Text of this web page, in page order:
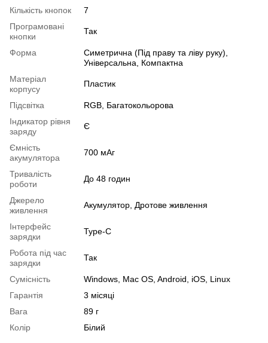
Кількість кнопок
7
Програмовані
кнопки
Так
Форма
Симетрична (Під праву та ліву руку),
Універсальна, Компактна
Матеріал
корпусу
Пластик
Підсвітка
RGB, Багатокольорова
Індикатор рівня
заряду
Є
Ємність
акумулятора
700 мАг
Тривалість
роботи
До 48 годин
Джерело
живлення
Акумулятор, Дротове живлення
Інтерфейс
зарядки
Type-C
Робота під час
зарядки
Так
Сумісність
Windows, Mac OS, Android, iOS, Linux
Гарантія
3 місяці
Вага
89 г
Колір
Білий